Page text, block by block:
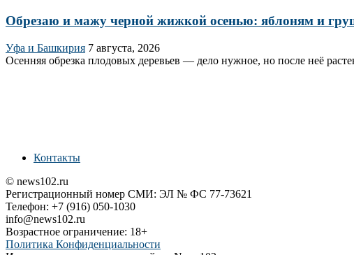
Обрезаю и мажу черной жижкой осенью: яблоням и
Уфа и Башкирия 7 августа, 2026
Осенняя обрезка плодовых деревьев — дело нужное, но после неё
Контакты
© news102.ru
Регистрационный номер СМИ: ЭЛ № ФС 77-73621
Телефон: +7 (916) 050-1030
info@news102.ru
Возрастное ограничение: 18+
Политика Конфиденциальности